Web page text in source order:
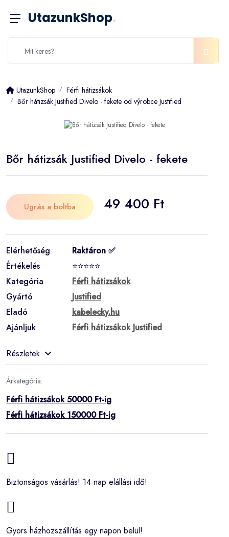
UtazunkShop.
UtazunkShop
Férfi hátizsákok
Bőr hátizsák Justified Divelo - fekete od výrobce Justified
Bőr hátizsák Justified Divelo - fekete
Ugrás a boltba 49 400 Ft
Elérhetőség
Raktáron ✅
Értékelés
⭐⭐⭐⭐⭐
Kategória
Férfi hátizsákok
Gyártó
Justified
Eladó
kabelecky.hu
Ajánljuk
Férfi hátizsákok Justified
Részletek
Árkategória:
Férfi hátizsákok 50000 Ft-ig
Férfi hátizsákok 150000 Ft-ig
Biztonságos vásárlás! 14 nap elállási idő!
Gyors házhozszállítás egy napon belül!